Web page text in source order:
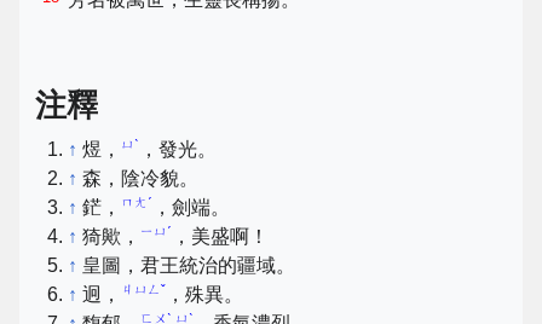
注釋
↑ 煜， ㄩˋ
，發光。
↑ 森，陰冷貌。
↑ 鋩， ㄇㄤˊ
，劍端。
↑ 猗歟， ㄧㄩˊ
，美盛啊！
↑ 皇圖，君王統治的疆域。
↑ 迥， ㄐㄩㄥˇ ，殊異。
ㄈㄨˋ ㄩˋ